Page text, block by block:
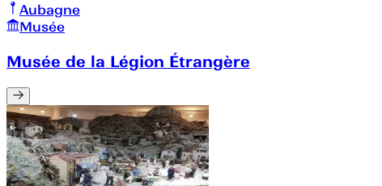
Aubagne
Musée
Musée de la Légion Étrangère